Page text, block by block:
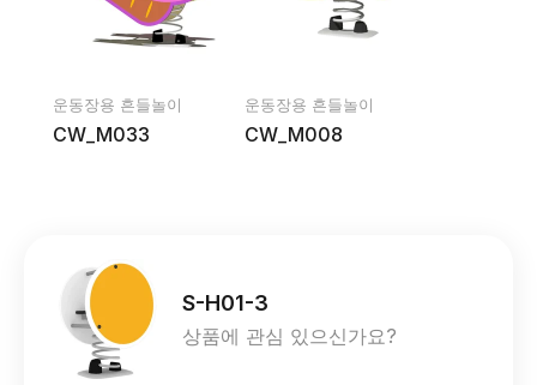
운동장용 흔들놀이
CW_M033
운동장용 흔들놀이
CW_M008
S-H01-3
상품에 관심 있으신가요?